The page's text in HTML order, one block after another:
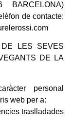
de contacte:
DE LES SEVES
DE LA
personal
web per a:
traslladades